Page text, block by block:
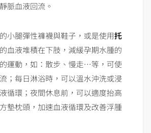
脈血液回流。
小腿彈性褲襪與鞋子，或是使用托
血液堆積在下肢，減緩孕期水腫的
運動，如：散步、慢走…等，可使
；每日淋浴時，可以溫水沖洗或浸
循環；夜間休息前，可以適度抬高
墊枕頭，加速血液循環及改善浮腫